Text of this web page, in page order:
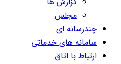
گزارش ها
مجلس
چندرسانه ای
سامانه های خدماتی
ارتباط با اتاق